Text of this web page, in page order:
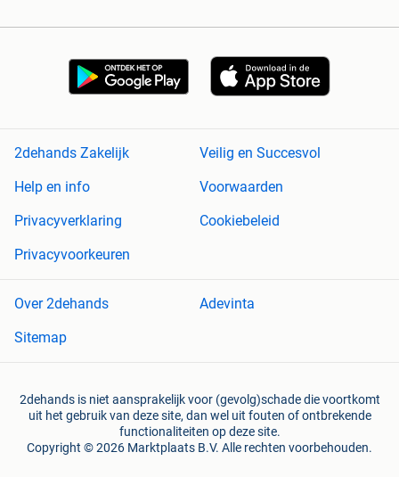
2dehands Zakelijk
Veilig en Succesvol
Help en info
Voorwaarden
Privacyverklaring
Cookiebeleid
Privacyvoorkeuren
Over 2dehands
Adevinta
Sitemap
2dehands is niet aansprakelijk voor (gevolg)schade die voortkomt
uit het gebruik van deze site, dan wel uit fouten of ontbrekende
functionaliteiten op deze site.
Copyright © 2026 Marktplaats B.V. Alle rechten voorbehouden.